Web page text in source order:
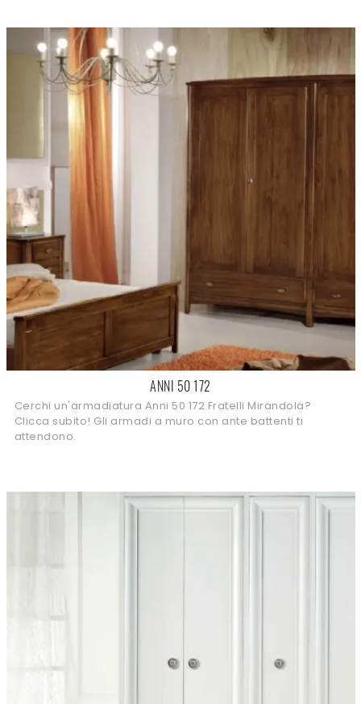
ANNI 50 172
Cerchi un'armadiatura Anni 50 172 Fratelli Mirandola?
Clicca subito! Gli armadi a muro con ante battenti ti
attendono.